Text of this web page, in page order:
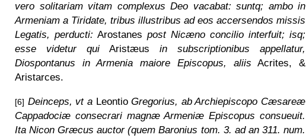
vero solitariam vitam complexus Deo vacabat: suntq; ambo in
Armeniam a Tiridate, tribus illustribus ad eos accersendos missis
Legatis, perducti: Arostanes post Nicæno concilio interfuit; isq;
esse videtur qui Aristæus in subscriptionibus appellatur,
Diospontanus in Armenia maiore Episcopus, aliis Acrites, &
Aristarces.
[6] Deinceps, vt aLeontioGregorius, ab Archiepiscopo Cæsareæ
Cappadociæ consecrari magnæ Armeniæ Episcopus consueuit.
Ita Nicon Græcus auctor (quem Baronius tom. 3. ad an 311. num.